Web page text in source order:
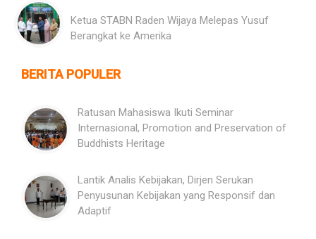
Ketua STABN Raden Wijaya Melepas Yusuf
Berangkat ke Amerika
BERITA POPULER
Ratusan Mahasiswa Ikuti Seminar
Internasional, Promotion and Preservation of
Buddhists Heritage
Lantik Analis Kebijakan, Dirjen Serukan
Penyusunan Kebijakan yang Responsif dan
Adaptif